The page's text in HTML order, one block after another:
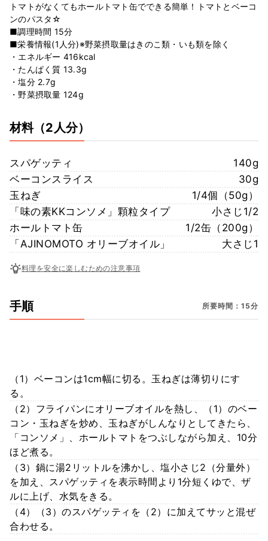
トマトがなくてもホールトマト缶でできる簡単！トマトとベーコ
ンのパスタ☆
■調理時間 15分
■栄養情報(1人分)※野菜摂取量はきのこ類・いも類を除く
・エネルギー 416kcal
・たんぱく質 13.3g
・塩分 2.7g
・野菜摂取量 124g
材料（2人分）
スパゲッティ
140g
ベーコンスライス
30g
玉ねぎ
1/4個（50g）
「味の素KKコンソメ」顆粒タイプ
小さじ1/2
ホールトマト缶
1/2缶（200g）
「AJINOMOTO オリーブオイル」
大さじ1
料理を安全に楽しむための注意事項
手順 所要時間：15分
（1）ベーコンは1cm幅に切る。玉ねぎは薄切りにす
る。
（2）フライパンにオリーブオイルを熱し、（1）のベー
コン・玉ねぎを炒め、玉ねぎがしんなりとしてきたら、
「コンソメ」、ホールトマトをつぶしながら加え、10分
ほど煮る。
（3）鍋に湯2リットルを沸かし、塩小さじ2（分量外）
を加え、スパゲッティを表示時間より1分短くゆで、ザ
ルに上げ、水気をきる。
（4）（3）のスパゲッティを（2）に加えてサッと混ぜ
合わせる。